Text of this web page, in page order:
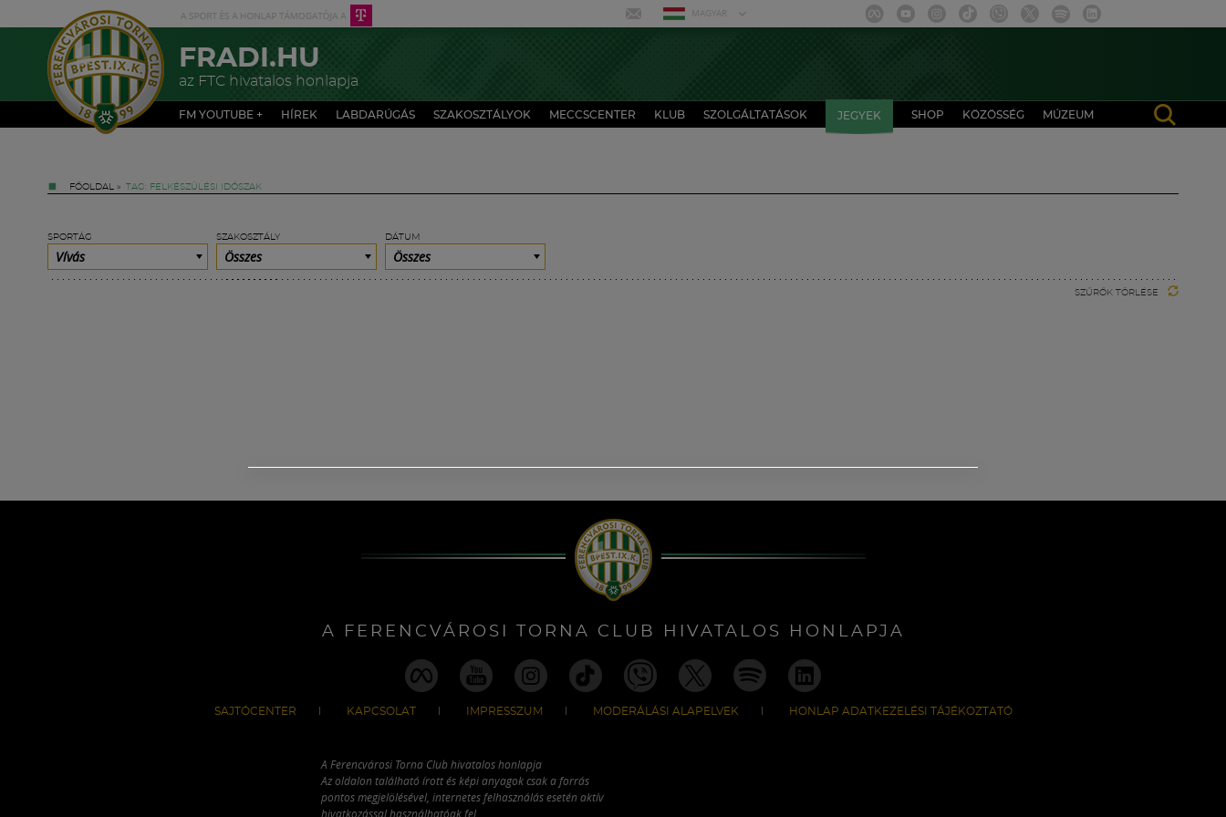
MAGYAR
FRADI.HU
az FTC hivatalos honlapja
FM YOUTUBE + HÍREK LABDARÚGÁS SZAKOSZTÁLYOK MECCSCENTER KLUB SZOLGÁLTATÁSOK JEGYEK SHOP KÖZÖSSÉG MÚZEUM
FŐOLDAL » TAG: FELKÉSZÜLÉSI IDŐSZAK
SPORTÁG
Vívás
SZAKOSZTÁLY
Összes
DÁTUM
Összes
SZŰRŐK TÖRLÉSE
A FERENCVÁROSI TORNA CLUB HIVATALOS HONLAPJA
SAJTÓCENTER KAPCSOLAT IMPRESSZUM MODERÁLÁSI ALAPELVEK HONLAP ADATKEZELÉSI TÁJÉKOZTATÓ
A Ferencvárosi Torna Club hivatalos honlapja
Az oldalon található írott és képi anyagok csak a forrás
pontos megjelölésével, internetes felhasználás esetén aktív
hivatkozással használhatóak fel.